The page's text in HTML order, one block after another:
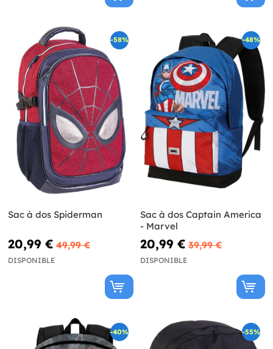
-58%
Sac à dos Spiderman
20,99 € 49,99 €
DISPONIBLE
-48%
Sac à dos Captain America
- Marvel
20,99 € 39,99 €
DISPONIBLE
-40% -55%